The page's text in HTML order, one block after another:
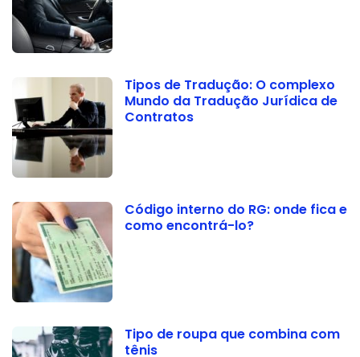
Tipos de Tradução: O complexo
Mundo da Tradução Jurídica de
Contratos
Código interno do RG: onde fica e
como encontrá-lo?
Tipo de roupa que combina com
tênis